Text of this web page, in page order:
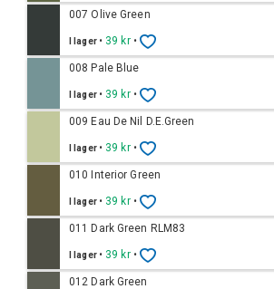
007 Olive Green
I lager • 39 kr •
008 Pale Blue
I lager • 39 kr •
009 Eau De Nil D.E.Green
I lager • 39 kr •
010 Interior Green
I lager • 39 kr •
011 Dark Green RLM83
I lager • 39 kr •
012 Dark Green